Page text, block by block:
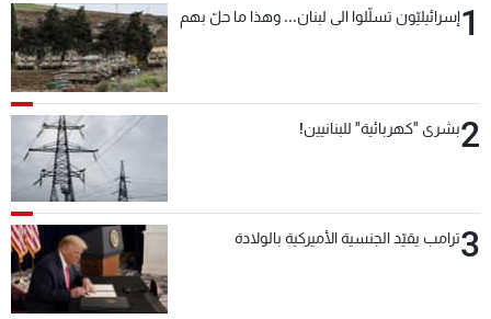
1إسرائيليّون تسلّلوا الى لبنان... وهذا ما حلّ بهم
2بشرى "كهربائية" للبنانيين!
3ترامب يقيّد الجنسية الأميركية بالولادة